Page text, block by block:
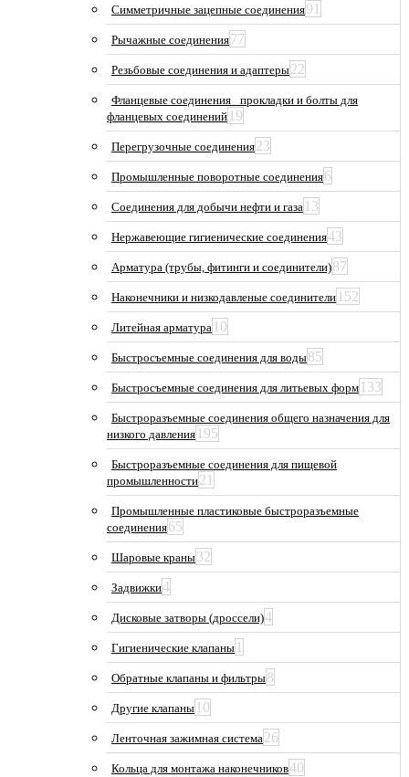
Симметричные зацепные соединения91
Рычажные соединения77
Резьбовые соединения и адаптеры22
Фланцевые соединения_ прокладки и болты для
фланцевых соединений 19
Перегрузочные соединения23
Промышленные поворотные соединения6
Соединения для добычи нефти и газа 13
Нержавеющие гигиенические соединения43
Арматура (трубы, фитинги и соединители)87
Наконечники и низкодавленые соединители 152
Литейная арматура 10
Быстросъемные соединения для воды85
Быстросъемные соединения для литьевых форм 133
Быстроразъемные соединения общего назначения для
низкого давления 195
Быстроразъемные соединения для пищевой
промышленности21
Промышленные пластиковые быстроразъемные
соединения65
Шаровые краны32
Задвижки4
Дисковые затворы (дроссели)4
Гигиенические клапаны 1
Обратные клапаны и фильтры8
Другие клапаны 10
Ленточная зажимная система26
Кольца для монтажа наконечников40